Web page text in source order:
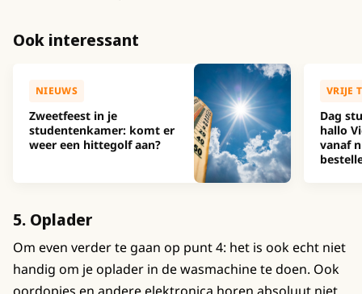
Ook interessant
NIEUWS
Zweetfeest in je
studentenkamer: komt er
weer een hittegolf aan?
VRIJE
Dag
hallo
vanaf
5. Oplader
Om even verder te gaan op punt 4: het is ook echt niet
handig om je oplader in de wasmachine te doen. Ook